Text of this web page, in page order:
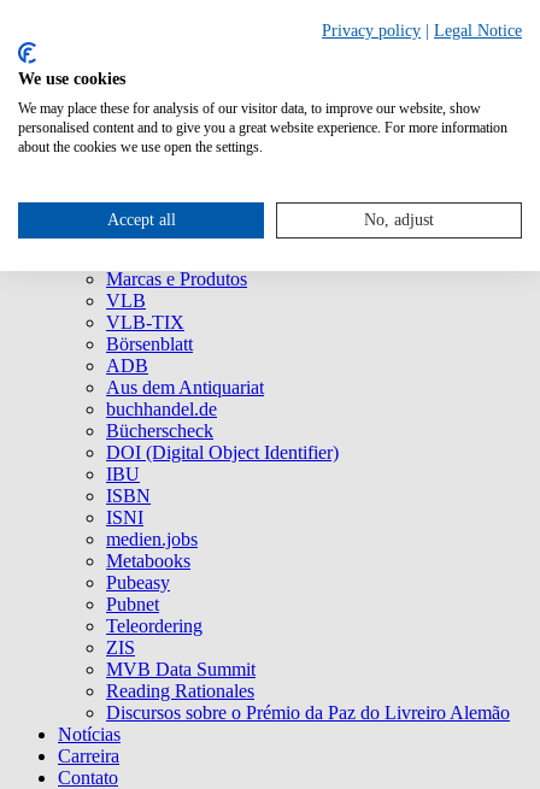
Quem Somos
Empresa
Redes Sociais
Serviço
Marcas e Produtos
VLB
VLB-TIX
Börsenblatt
ADB
Aus dem Antiquariat
buchhandel.de
Bücherscheck
DOI (Digital Object Identifier)
IBU
ISBN
ISNI
medien.jobs
Metabooks
Pubeasy
Pubnet
Teleordering
ZIS
MVB Data Summit
Reading Rationales
Discursos sobre o Prémio da Paz do Livreiro Alemão
Notícias
Carreira
Contato
Privacy policy Legal Notice
We use cookies
We may place these for analysis of our visitor data, to improve our website, show
personalised content and to give you a great website experience. For more information
about the cookies we use open the settings.
Accept all No, adjust